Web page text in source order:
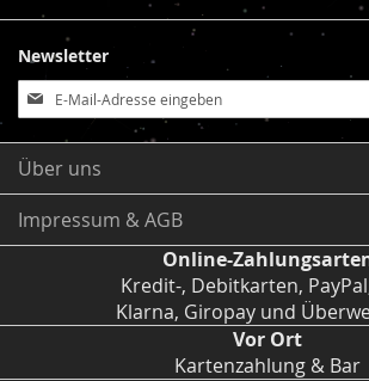
Newsletter
Anmeldung
zum
Newsletter:
Über uns
Impressum & AGB
Online-
Kredit-, Debitkarten,
Klarna, Giropay und
Vor Ort
Kartenzahlung & Bar